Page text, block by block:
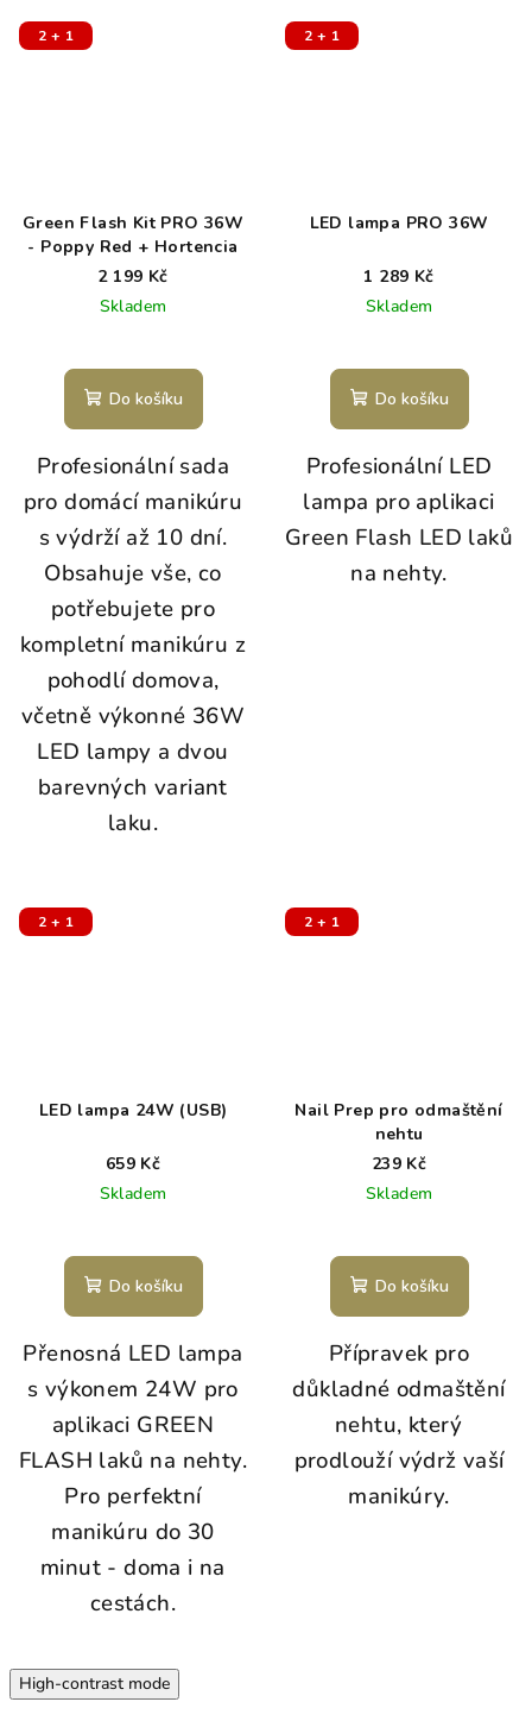
2 + 1
Green Flash Kit PRO 36W
- Poppy Red + Hortencia
2 199 Kč
Skladem
Do košíku
Profesionální sada
pro domácí manikúru
s výdrží až 10 dní.
Obsahuje vše, co
potřebujete pro
kompletní manikúru z
pohodlí domova,
včetně výkonné 36W
LED lampy a dvou
barevných variant
laku.
2 + 1
LED lampa PRO 36W
1 289 Kč
Skladem
Do košíku
Profesionální LED
lampa pro aplikaci
Green Flash LED laků
na nehty.
2 + 1
LED lampa 24W (USB)
659 Kč
Skladem
Do košíku
Přenosná LED lampa
s výkonem 24W pro
aplikaci GREEN
FLASH laků na nehty.
Pro perfektní
manikúru do 30
minut - doma i na
cestách.
2 + 1
Nail Prep pro odmaštění
nehtu
239 Kč
Skladem
Do košíku
Přípravek pro
důkladné odmaštění
nehtu, který
prodlouží výdrž vaší
manikúry.
High-contrast mode